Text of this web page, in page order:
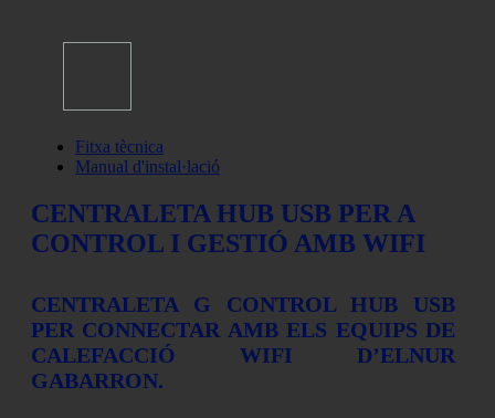
Fitxa tècnica
Manual d'instal·lació
CENTRALETA HUB USB PER A
CONTROL I GESTIÓ AMB WIFI
CENTRALETA G CONTROL HUB USB
PER CONNECTAR AMB ELS EQUIPS DE
CALEFACCIÓ WIFI D’ELNUR
GABARRON.